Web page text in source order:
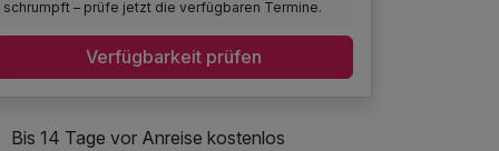
schrumpft – prüfe jetzt die verfügbaren Termine.
Verfügbarkeit prüfen
Bis 14 Tage vor Anreise kostenlos